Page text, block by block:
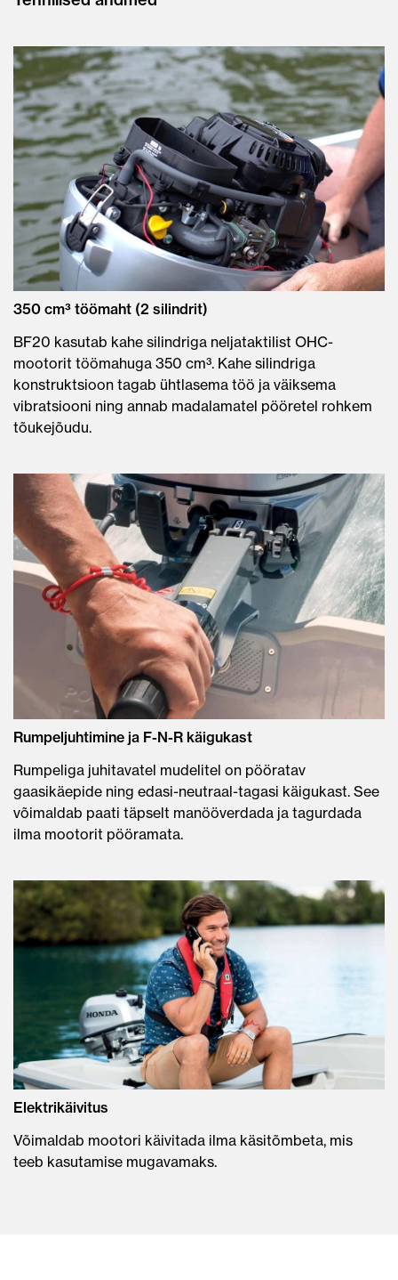
350 cm³ töömaht (2 silindrit)
BF20 kasutab kahe silindriga neljataktilist OHC-
mootorit töömahuga 350 cm³. Kahe silindriga
konstruktsioon tagab ühtlasema töö ja väiksema
vibratsiooni ning annab madalamatel pööretel rohkem
tõukejõudu.
Rumpeljuhtimine ja F-N-R käigukast
Rumpeliga juhitavatel mudelitel on pööratav
gaasikäepide ning edasi-neutraal-tagasi käigukast. See
võimaldab paati täpselt manööverdada ja tagurdada
ilma mootorit pööramata.
Elektrikäivitus
Võimaldab mootori käivitada ilma käsitõmbeta, mis
teeb kasutamise mugavamaks.